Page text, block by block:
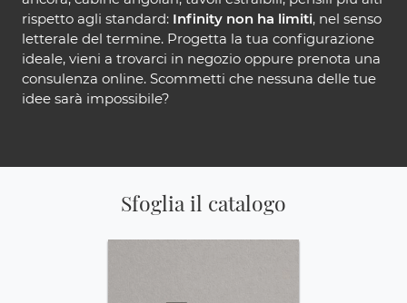
rispetto agli standard: Infinity non ha limiti, nel senso
letterale del termine. Progetta la tua configurazione
ideale, vieni a trovarci in negozio oppure prenota una
consulenza online. Scommetti che nessuna delle tue
idee sarà impossibile?
Sfoglia il catalogo